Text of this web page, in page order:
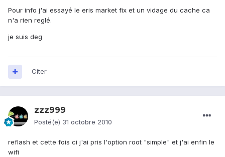
Pour info j'ai essayé le eris market fix et un vidage du cache ca
n'a rien reglé.
je suis deg
Citer
zzz999
Posté(e) 31 octobre 2010
reflash et cette fois ci j'ai pris l'option root "simple" et j'ai enfin le
wifi